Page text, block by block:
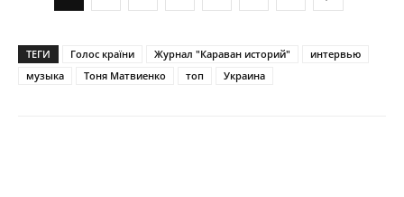
ТЕГИ Голос країни Журнал "Караван историй"
интервью
музыка
Тоня Матвиенко топ Украина